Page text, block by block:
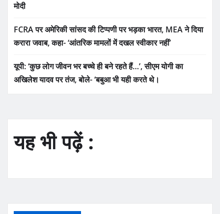
मोदी
FCRA पर अमेरिकी सांसद की टिप्पणी पर भड़का भारत, MEA ने दिया
करारा जवाब, कहा- ‘आंतरिक मामलों में दखल स्वीकार नहीं’
यूपी: ‘कुछ लोग जीवन भर बच्चे ही बने रहते हैं…’, सीएम योगी का
अखिलेश यादव पर तंज, बोले- ‘बबुआ भी यही करते थे।
यह भी पढ़ें :